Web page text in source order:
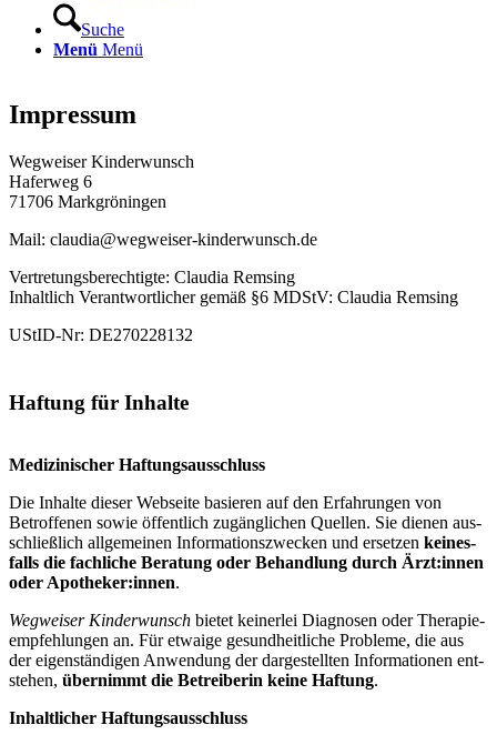
Suche
Menü Menü
Impres­sum
Weg­wei­ser Kin­der­wunsch
Hafer­weg 6
71706 Mark­grö­nin­gen
Mail: claudia@wegweiser-kinderwunsch.de
Ver­tre­tungs­be­rech­tig­te: Clau­dia Rem­sing
Inhalt­lich Ver­ant­wort­li­cher gemäß §6 MDStV: Clau­dia Rem­sing
UStID-Nr: DE270228132
Haf­tung für Inhal­te
Medi­zi­ni­scher Haf­tungs­aus­schluss
Die Inhal­te die­ser Web­sei­te basie­ren auf den Erfah­run­gen von
Betrof­fe­nen sowie öffent­lich zugäng­li­chen Quel­len. Sie die­nen aus­
schließ­lich all­ge­mei­nen Infor­ma­ti­ons­zwe­cken und erset­zen kei­nes­
falls die fach­li­che Bera­tung oder Behand­lung durch Ärzt:innen
oder Apotheker:innen.
Weg­wei­ser Kin­der­wunsch bie­tet kei­ner­lei Dia­gno­sen oder The­ra­pie­
emp­feh­lun­gen an. Für etwa­ige gesund­heit­li­che Pro­ble­me, die aus
der eigen­stän­di­gen Anwen­dung der dar­ge­stell­ten Infor­ma­tio­nen ent­
ste­hen, über­nimmt die Betrei­be­rin kei­ne Haf­tung.
Inhalt­li­cher Haf­tungs­aus­schluss